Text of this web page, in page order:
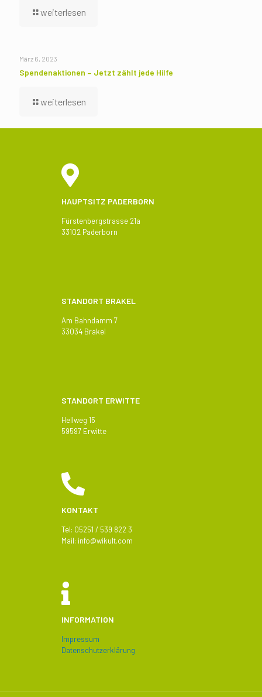
weiterlesen
März 6, 2023
Spendenaktionen – Jetzt zählt jede Hilfe
weiterlesen
HAUPTSITZ PADERBORN
Fürstenbergstrasse 21a
33102 Paderborn
STANDORT BRAKEL
Am Bahndamm 7
33034 Brakel
STANDORT ERWITTE
Hellweg 15
59597 Erwitte
KONTAKT
Tel: 05251 / 539 822 3
Mail: info@wikult.com
INFORMATION
Impressum
Datenschutzerklärung